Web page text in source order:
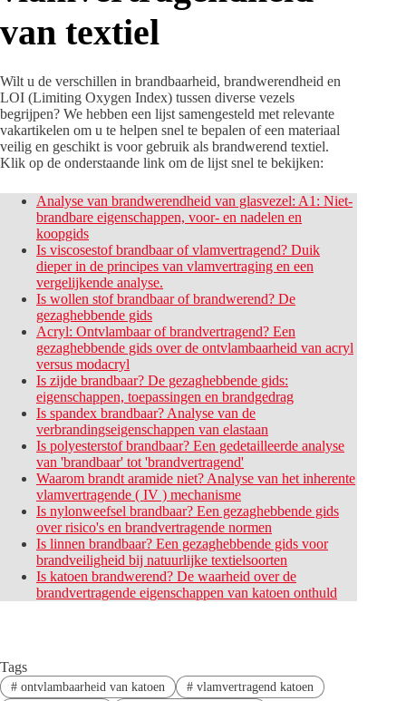
van textiel
Wilt u de verschillen in brandbaarheid, brandwerendheid en
LOI (Limiting Oxygen Index) tussen diverse vezels
begrijpen? We hebben een lijst samengesteld met relevante
vakartikelen om u te helpen snel te bepalen of een materiaal
veilig en geschikt is voor gebruik als brandwerend textiel.
Klik op de onderstaande link om de lijst snel te bekijken:
Analyse van brandwerendheid van glasvezel: A1: Niet-
brandbare eigenschappen, voor- en nadelen en
koopgids
Is viscosestof brandbaar of vlamvertragend? Duik
dieper in de principes van vlamvertraging en een
vergelijkende analyse.
Is wollen stof brandbaar of brandwerend? De
gezaghebbende gids
Acryl: Ontvlambaar of brandvertragend? Een
gezaghebbende gids over de ontvlambaarheid van acryl
versus modacryl
Is zijde brandbaar? De gezaghebbende gids:
eigenschappen, toepassingen en brandgedrag
Is spandex brandbaar? Analyse van de
verbrandingseigenschappen van elastaan
Is polyesterstof brandbaar? Een gedetailleerde analyse
van 'brandbaar' tot 'brandvertragend'
Waarom brandt aramide niet? Analyse van het inherente
vlamvertragende ( IV ) mechanisme
Is nylonweefsel brandbaar? Een gezaghebbende gids
over risico's en brandvertragende normen
Is linnen brandbaar? Een gezaghebbende gids voor
brandveiligheid bij natuurlijke textielsoorten
Is katoen brandwerend? De waarheid over de
brandvertragende eigenschappen van katoen onthuld
Tags
#ontvlambaarheid van katoen #vlamvertragend katoen